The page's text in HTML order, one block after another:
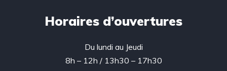
Horaires d’ouvertures
Du lundi au Jeudi
8h – 12h / 13h30 – 17h30